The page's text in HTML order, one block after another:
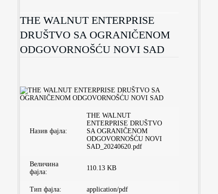
THE WALNUT ENTERPRISE
DRUŠTVO SA OGRANIČENOM
ODGOVORNOŠĆU NOVI SAD
Назив фајла:
THE WALNUT
ENTERPRISE DRUŠTVO
SA OGRANIČENOM
ODGOVORNOŠĆU NOVI
SAD_20240620.pdf
Величина
фајла:
110.13 KB
Тип фајла: application/pdf